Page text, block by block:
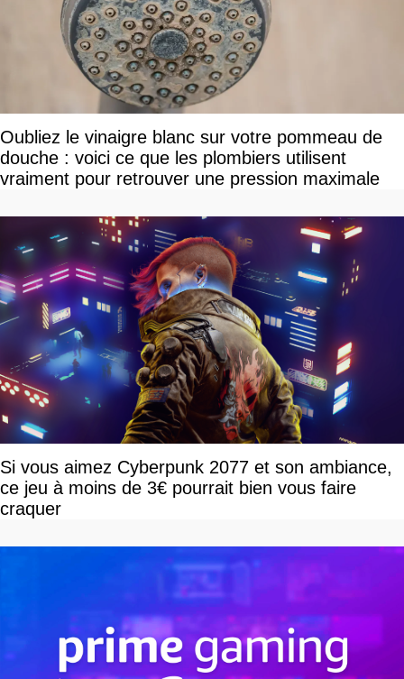
Oubliez le vinaigre blanc sur votre pommeau de
douche : voici ce que les plombiers utilisent
vraiment pour retrouver une pression maximale
Si vous aimez Cyberpunk 2077 et son ambiance,
ce jeu à moins de 3€ pourrait bien vous faire
craquer